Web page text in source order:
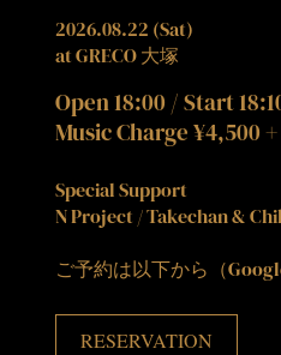
2026.08.22 (Sat)
at GRECO 大塚
Open 18:00 / Start
Music Charge ¥4,500
Special Support
N Project / Takechan &
ご予約は以下から（
RESERVATION